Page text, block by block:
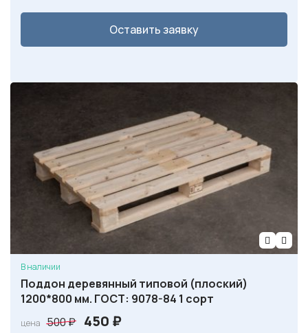
Оставить заявку
В наличии
Поддон деревянный типовой (плоский)
1200*800 мм. ГОСТ: 9078-84 1 сорт
цена 500₽ П
450 ₽Т